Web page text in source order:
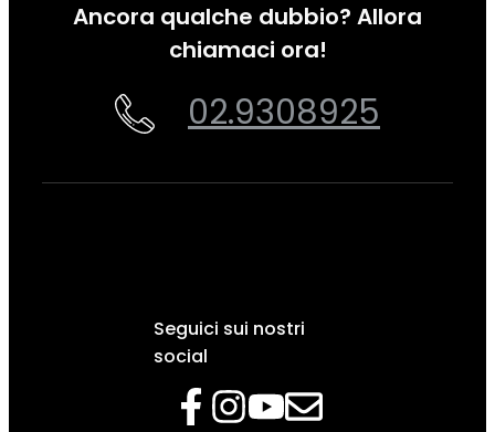
Ancora qualche dubbio? Allora
chiamaci ora!
02.9308925
Seguici sui nostri
social